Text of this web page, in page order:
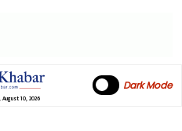
10, 2026
Dark Mode